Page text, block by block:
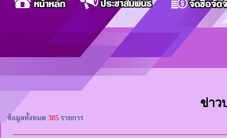
ข่าว
ข้อมูลทั้งหมด 385รายการ